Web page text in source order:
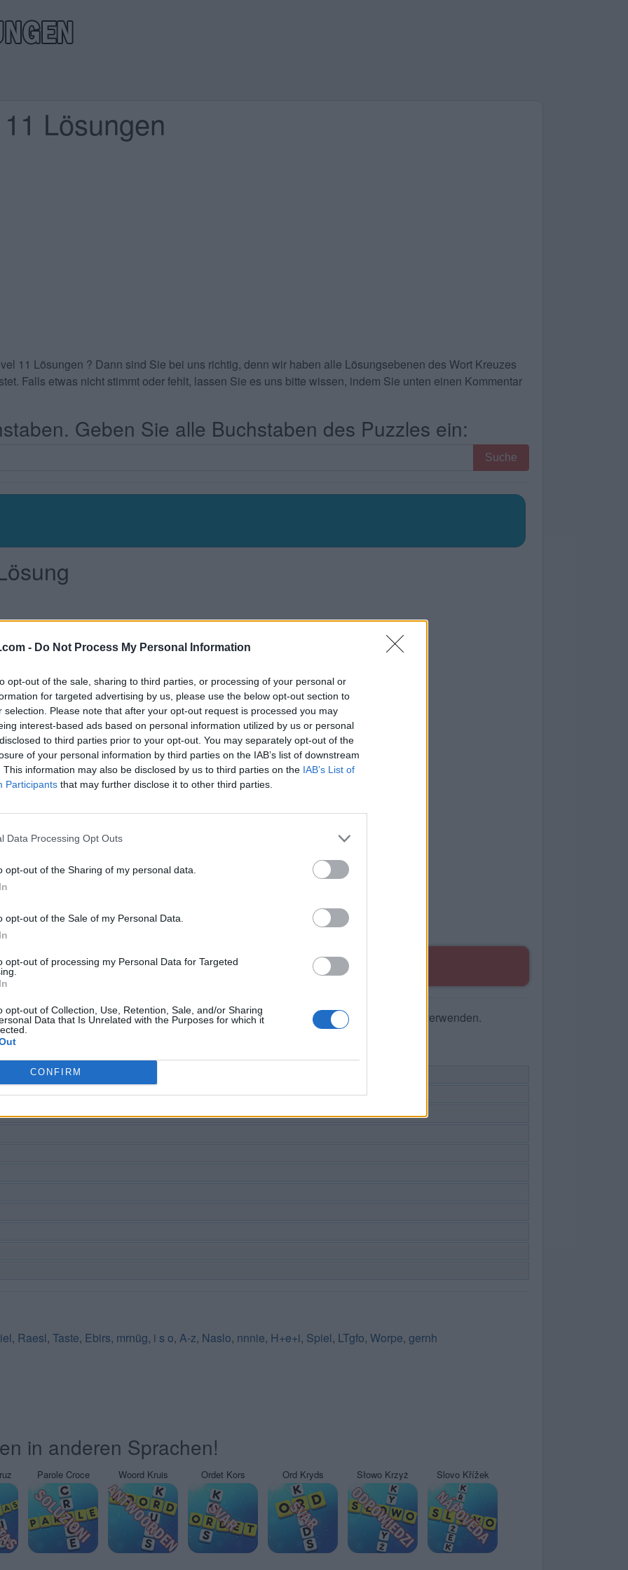
- Do Not Process My Personal Information
opt-out of the sale, sharing to third parties, or processing of your personal or
for targeted advertising by us, please use the below opt-out section to
selection. Please note that after your opt-out request is processed you may
interest-based ads based on personal information utilized by us or personal
to third parties prior to your opt-out. You may separately opt-out of the
of your personal information by third parties on the IAB’s list of downstream
This information may also be disclosed by us to third parties on the IAB’s List of
Participants that may further disclose it to other third parties.
Data Processing Opt Outs
opt-out of the Sharing of my personal data.
opt-out of the Sale of my Personal Data.
opt-out of processing my Personal Data for Targeted
opt-out of Collection, Use, Retention, Sale, and/or Sharing
Data that Is Unrelated with the Purposes for which it
CONFIRM
Lösungen
11 Lösungen ? Dann sind Sie bei uns richtig, denn wir haben alle Lösungsebenen des Wort Kreuzes
Falls etwas nicht stimmt oder fehlt, lassen Sie es uns bitte wissen, indem Sie unten einen Kommentar
Geben Sie alle Buchstaben des Puzzles ein:
Suche
NACH WEITEREN ANTWORTEN
Levelnummer suchen, aber wir empfehlen Ihnen, die Suche nach Buchstaben zu verwenden.
, Raesl, Taste, Ebirs, mrnüg, i s o, A-z, Naslo, nnnie, H+e+i, Spiel, LTgfo, Worpe, gernh
in anderen Sprachen!
Parole Croce Woord Kruis Ordet Kors Ord Kryds Słowo Krzyż Slovo Křížek